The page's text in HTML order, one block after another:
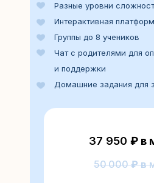
Разные уровни
Интерактивная
Группы до 8 учеников
Чат с родителями для
и поддержки
Домашние задания для
37 950 ₽ в
50 000₽ в